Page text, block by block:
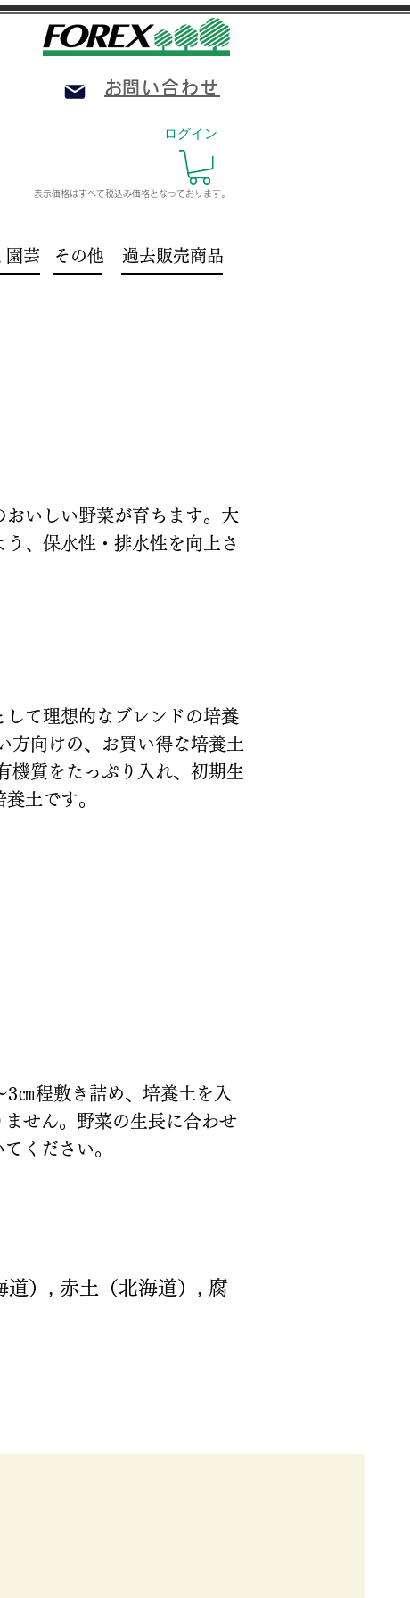
​お問い合わせ
ログイン
表示価格はすべて税込み価格となっております。
園芸 その他 過去販売商品
いしい野菜が育ちます。大
、保水性・排水性を向上さ
て理想的なブレンドの培養
向けの、お買い得な培養土
質をたっぷり入れ、初期生
土です。
㎝程敷き詰め、培養土を入
せん。野菜の生長に合わせ
ください。
道）, 赤土（北海道）, 腐